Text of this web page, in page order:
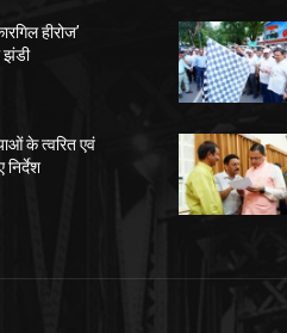
हीरोज’
झंडी
के त्वरित एवं
निर्देश